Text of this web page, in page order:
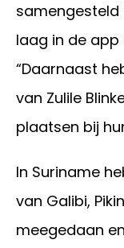
samengesteld
laag in de app
“Daarnaast
van Zulile
plaatsen bij
In Suriname
van Galibi,
meegedaan